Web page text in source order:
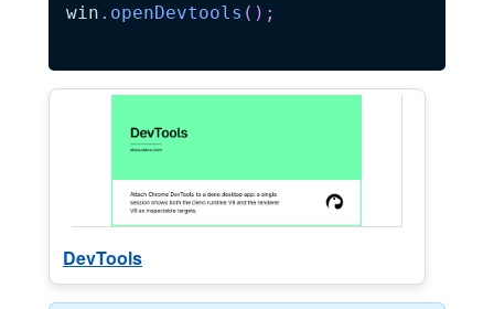
win . openDevtools ( ) ;
DevTools